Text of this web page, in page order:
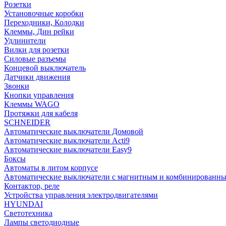
Розетки
Установочные коробки
Переходники, Колодки
Клеммы, Дин рейки
Удлинители
Вилки для розетки
Силовые разъемы
Концевой выключатель
Датчики движения
Звонки
Кнопки управления
Клеммы WAGO
Протяжки для кабеля
SCHNEIDER
Автоматические выключатели Домовой
Автоматические выключатели Acti9
Автоматические выключатели Easy9
Боксы
Автоматы в литом корпусе
Автоматические выключатели с магнитным и
Контактор, реле
Устройства управления электродвигателями
HYUNDAI
Светотехника
Лампы светодиодные